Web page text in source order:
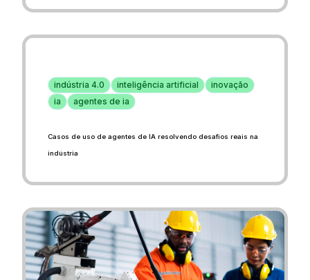
indústria 4.0 inteligência artificial
inovação
ia
agentes de ia
Casos de uso de agentes de IA resolvendo desafios reais na
indústria